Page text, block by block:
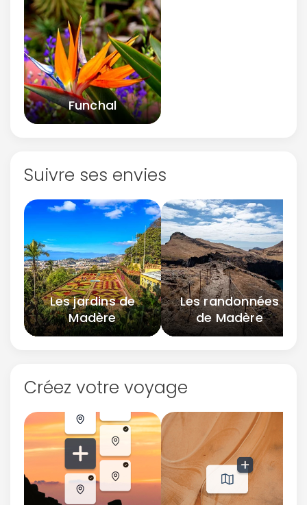
Funchal
Suivre ses envies
Les jardins de
Madère
Les randonnées
de Madère
Créez votre voyage